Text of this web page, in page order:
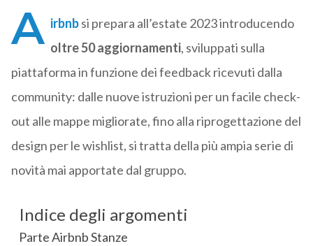
A irbnbsi prepara all’estate 2023 introducendo
oltre 50 aggiornamenti, sviluppati sulla
piattaforma in funzione dei feedback ricevuti dalla
community: dalle nuove istruzioni per un facile check-
out alle mappe migliorate, fino alla riprogettazione del
design per le wishlist, si tratta della più ampia serie di
novità mai apportate dal gruppo.
Indice degli argomenti
Parte Airbnb Stanze